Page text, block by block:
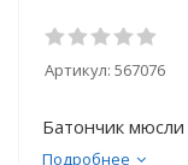
Артикул: 567076
Батончик
Подробнее